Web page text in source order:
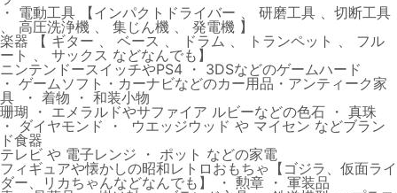
・ 電動工具 【インパクトドライバー 、 研磨工具 、切断工具
、 高圧洗浄機 、 集じん機 、 発電機 】
楽器 【 ギター 、 ベース 、 ドラム 、 トランペット 、 フル
ート 、 サックス などなんでも】
ニンテンドースイッチやPS4 ・ 3DSなどのゲームハード
・ ゲームソフト・カーナビなどのカー用品・アンティーク家
具 ・ 着物 ・ 和装小物
珊瑚 ・ エメラルドやサファイア ルビーなどの色石 ・ 真珠
・ ダイヤモンド ・ ウエッジウッド や マイセン などブラン
ド食器
テレビ や 電子レンジ ・ ポット などの家電
フィギュアや懐かしの昭和レトロおもちゃ【ゴジラ、仮面ライ
ダー、リカちゃんなどなんでも】 ・ 勲章 ・ 軍装品